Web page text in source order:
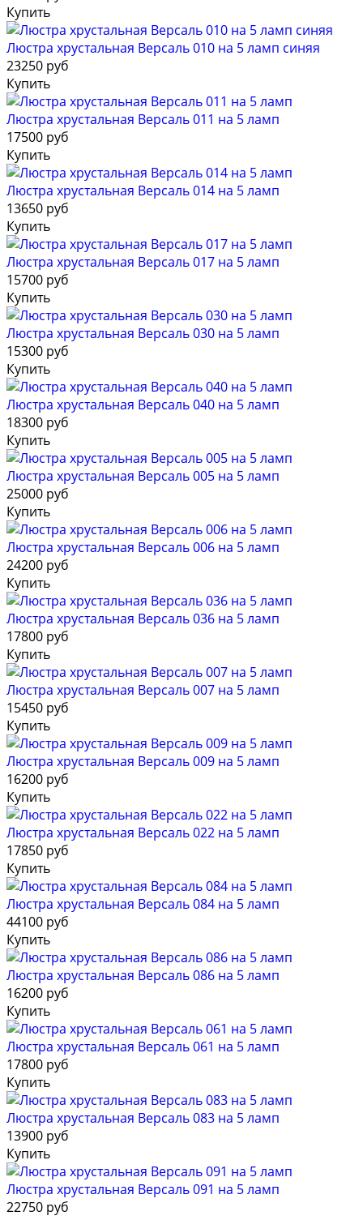
Купить
Люстра хрустальная Версаль 010 на 5 ламп синяя
23250 руб
Купить
Люстра хрустальная Версаль 011 на 5 ламп
17500 руб
Купить
Люстра хрустальная Версаль 014 на 5 ламп
13650 руб
Купить
Люстра хрустальная Версаль 017 на 5 ламп
15700 руб
Купить
Люстра хрустальная Версаль 030 на 5 ламп
15300 руб
Купить
Люстра хрустальная Версаль 040 на 5 ламп
18300 руб
Купить
Люстра хрустальная Версаль 005 на 5 ламп
25000 руб
Купить
Люстра хрустальная Версаль 006 на 5 ламп
24200 руб
Купить
Люстра хрустальная Версаль 036 на 5 ламп
17800 руб
Купить
Люстра хрустальная Версаль 007 на 5 ламп
15450 руб
Купить
Люстра хрустальная Версаль 009 на 5 ламп
16200 руб
Купить
Люстра хрустальная Версаль 022 на 5 ламп
17850 руб
Купить
Люстра хрустальная Версаль 084 на 5 ламп
44100 руб
Купить
Люстра хрустальная Версаль 086 на 5 ламп
16200 руб
Купить
Люстра хрустальная Версаль 061 на 5 ламп
17800 руб
Купить
Люстра хрустальная Версаль 083 на 5 ламп
13900 руб
Купить
Люстра хрустальная Версаль 091 на 5 ламп
22750 руб